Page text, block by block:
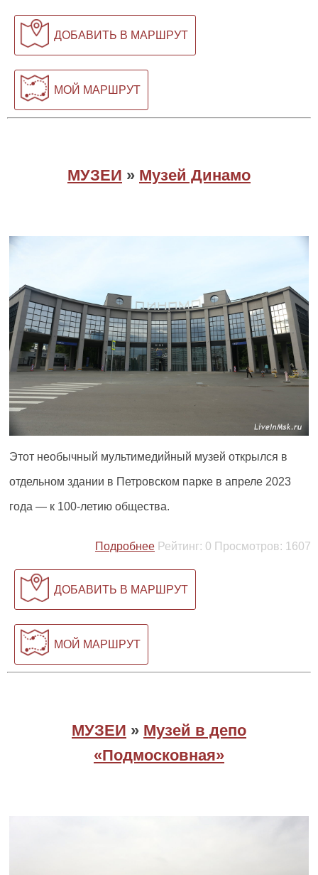
ДОБАВИТЬ В МАРШРУТ
МОЙ МАРШРУТ
МУЗЕИ » Музей Динамо
Этот необычный мультимедийный музей открылся в
отдельном здании в Петровском парке в апреле 2023
года — к 100-летию общества.
Подробнее Рейтинг: 0 Просмотров: 1607
ДОБАВИТЬ В МАРШРУТ
МОЙ МАРШРУТ
МУЗЕИ » Музей в депо
«Подмосковная»